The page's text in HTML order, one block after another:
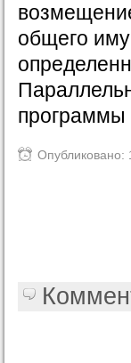
общего
программы
Опубликовано: